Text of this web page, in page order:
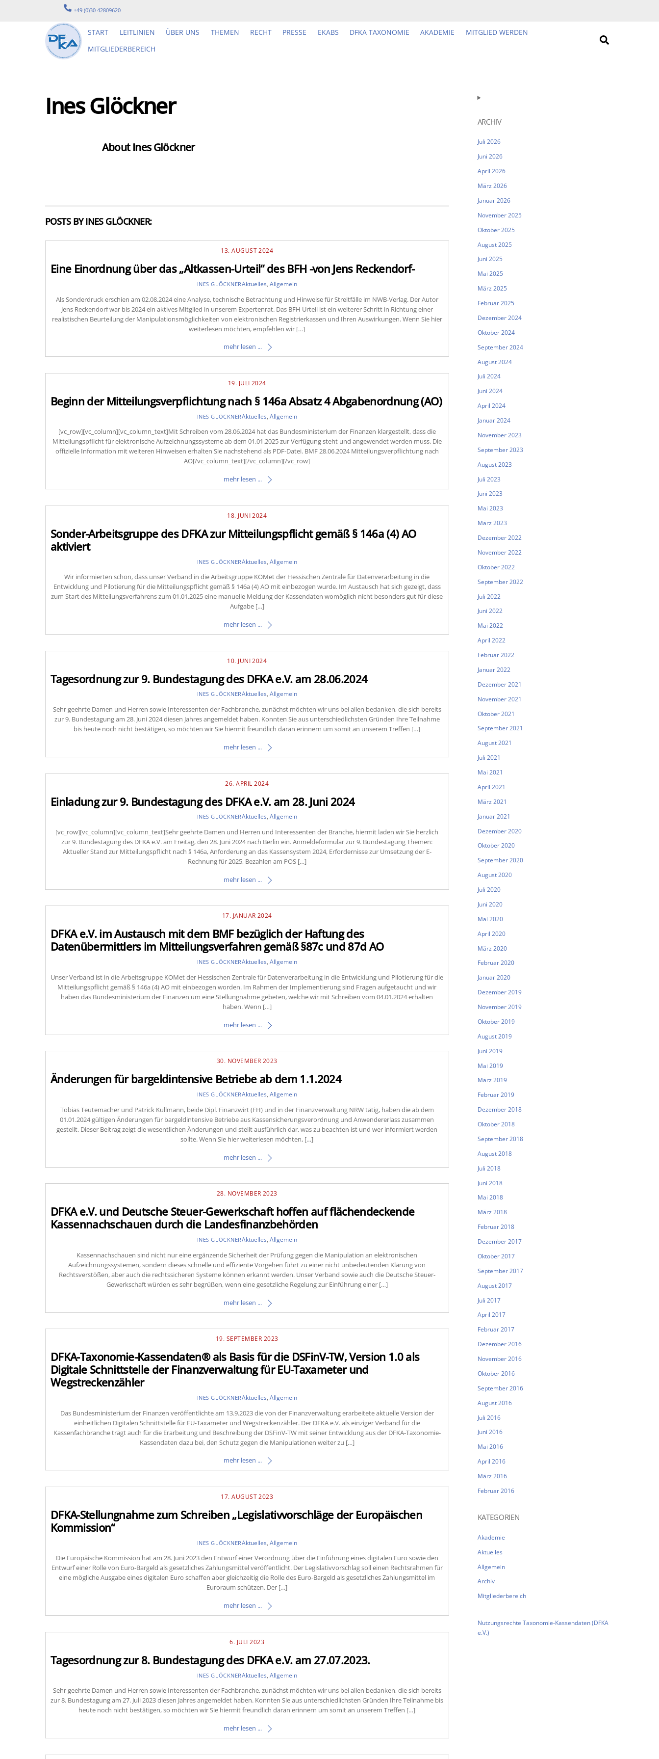
+49 (0)30 42809620
START LEITLINIEN ÜBER UNS THEMEN RECHT PRESSE EKABS DFKA TAXONOMIE AKADEMIE
MITGLIED WERDEN
MITGLIEDERBEREICH
Ines Glöckner
AboutInes Glöckner
POSTS BY INES GLÖCKNER:
13. AUGUST 2024
Eine Einordnung über das „Altkassen-Urteil“ des BFH -von Jens Reckendorf-
INES GLÖCKNERAktuelles Allgemein
Als Sonderdruck erschien am 02.08.2024 eine Analyse, technische Betrachtung und Hinweise für Streitfälle im NWB-Verlag. Der Autor
Jens Reckendorf war bis 2024 ein aktives Mitglied in unserem Expertenrat. Das BFH Urteil ist ein weiterer Schritt in Richtung einer
realistischen Beurteilung der Manipulationsmöglichkeiten von elektronischen Registrierkassen und Ihren Auswirkungen. Wenn Sie hier
weiterlesen möchten, empfehlen wir […]
mehr lesen ...
19. JULI 2024
Beginn der Mitteilungsverpflichtung nach § 146a Absatz 4 Abgabenordnung (AO)
INES GLÖCKNERAktuelles Allgemein
[vc_row][vc_column][vc_column_text]Mit Schreiben vom 28.06.2024 hat das Bundesministerium der Finanzen klargestellt, dass die
Mitteilungspflicht für elektronische Aufzeichnungssysteme ab dem 01.01.2025 zur Verfügung steht und angewendet werden muss. Die
offizielle Information mit weiteren Hinweisen erhalten Sie nachstehend als PDF-Datei. BMF 28.06.2024 Mitteilungsverpflichtung nach
AO[/vc_column_text][/vc_column][/vc_row]
mehr lesen ...
18. JUNI 2024
Sonder-Arbeitsgruppe des DFKA zur Mitteilungspflicht gemäß § 146a (4) AO
aktiviert
INES GLÖCKNERAktuelles Allgemein
Wir informierten schon, dass unser Verband in die Arbeitsgruppe KOMet der Hessischen Zentrale für Datenverarbeitung in die
Entwicklung und Pilotierung für die Mitteilungspflicht gemäß § 146a (4) AO mit einbezogen wurde. Im Austausch hat sich gezeigt, dass
zum Start des Mitteilungsverfahrens zum 01.01.2025 eine manuelle Meldung der Kassendaten womöglich nicht besonders gut für diese
Aufgabe […]
mehr lesen ...
10. JUNI 2024
Tagesordnung zur 9. Bundestagung des DFKA e.V. am 28.06.2024
INES GLÖCKNERAktuelles, Allgemein
Sehr geehrte Damen und Herren sowie Interessenten der Fachbranche, zunächst möchten wir uns bei allen bedanken, die sich bereits
zur 9. Bundestagung am 28. Juni 2024 diesen Jahres angemeldet haben. Konnten Sie aus unterschiedlichsten Gründen Ihre Teilnahme
bis heute noch nicht bestätigen, so möchten wir Sie hiermit freundlich daran erinnern um somit an unserem Treffen […]
mehr lesen ...
26. APRIL 2024
Einladung zur 9. Bundestagung des DFKA e.V. am 28. Juni 2024
INES GLÖCKNERAktuelles, Allgemein
[vc_row][vc_column][vc_column_text]Sehr geehrte Damen und Herren und Interessenten der Branche, hiermit laden wir Sie herzlich
zur 9. Bundestagung des DFKA e.V. am Freitag, den 28. Juni 2024 nach Berlin ein. Anmeldeformular zur 9. Bundestagung Themen:
Aktueller Stand zur Mitteilungspflicht nach § 146a, Anforderung an das Kassensystem 2024, Erfordernisse zur Umsetzung der E-
Rechnung für 2025, Bezahlen am POS […]
mehr lesen ...
17. JANUAR 2024
DFKA e.V. im Austausch mit dem BMF bezüglich der Haftung des
Datenübermittlers im Mitteilungsverfahren gemäß §87c und 87d AO
INES GLÖCKNERAktuelles, Allgemein
Unser Verband ist in die Arbeitsgruppe KOMet der Hessischen Zentrale für Datenverarbeitung in die Entwicklung und Pilotierung für die
Mitteilungspflicht gemäß § 146a (4) AO mit einbezogen worden. Im Rahmen der Implementierung sind Fragen aufgetaucht und wir
haben das Bundesministerium der Finanzen um eine Stellungnahme gebeten, welche wir mit Schreiben vom 04.01.2024 erhalten
haben. Wenn […]
mehr lesen ...
30. NOVEMBER 2023
Änderungen für bargeldintensive Betriebe ab dem 1.1.2024
INES GLÖCKNERAktuelles Allgemein
Tobias Teutemacher und Patrick Kullmann, beide Dipl. Finanzwirt (FH) und in der Finanzverwaltung NRW tätig, haben die ab dem
01.01.2024 gültigen Änderungen für bargeldintensive Betriebe aus Kassensicherungsverordnung und Anwendererlass zusammen
gestellt. Dieser Beitrag zeigt die wesentlichen Änderungen und stellt ausführlich dar, was zu beachten ist und wer informiert werden
sollte. Wenn Sie hier weiterlesen möchten, […]
mehr lesen ...
28. NOVEMBER 2023
DFKA e.V. und Deutsche Steuer-Gewerkschaft hoffen auf flächendeckende
Kassennachschauen durch die Landesfinanzbehörden
INES GLÖCKNERAktuelles Allgemein
Kassennachschauen sind nicht nur eine ergänzende Sicherheit der Prüfung gegen die Manipulation an elektronischen
Aufzeichnungssystemen, sondern dieses schnelle und effiziente Vorgehen führt zu einer nicht unbedeutenden Klärung von
Rechtsverstößen, aber auch die rechtssicheren Systeme können erkannt werden. Unser Verband sowie auch die Deutsche Steuer-
Gewerkschaft würden es sehr begrüßen, wenn eine gesetzliche Regelung zur Einführung einer […]
mehr lesen ...
19. SEPTEMBER 2023
DFKA-Taxonomie-Kassendaten® als Basis für die DSFinV-TW, Version 1.0 als
Digitale Schnittstelle der Finanzverwaltung für EU-Taxameter und
Wegstreckenzähler
INES GLÖCKNERAktuelles Allgemein
Das Bundesministerium der Finanzen veröffentlichte am 13.9.2023 die von der Finanzverwaltung erarbeitete aktuelle Version der
einheitlichen Digitalen Schnittstelle für EU-Taxameter und Wegstreckenzähler. Der DFKA e.V. als einziger Verband für die
Kassenfachbranche trägt auch für die Erarbeitung und Beschreibung der DSFinV-TW mit seiner Entwicklung aus der DFKA-Taxonomie-
Kassendaten dazu bei, den Schutz gegen die Manipulationen weiter zu […]
mehr lesen ...
17. AUGUST 2023
DFKA-Stellungnahme zum Schreiben „Legislativvorschläge der Europäischen
Kommission“
INES GLÖCKNERAktuelles Allgemein
Die Europäische Kommission hat am 28. Juni 2023 den Entwurf einer Verordnung über die Einführung eines digitalen Euro sowie den
Entwurf einer Rolle von Euro-Bargeld als gesetzliches Zahlungsmittel veröffentlicht. Der Legislativvorschlag soll einen Rechtsrahmen für
eine mögliche Ausgabe eines digitalen Euro schaffen aber gleichzeitig die Rolle des Euro-Bargeld als gesetzliches Zahlungsmittel im
Euroraum schützen. Der […]
mehr lesen ...
6. JULI 2023
Tagesordnung zur 8. Bundestagung des DFKA e.V. am 27.07.2023.
INES GLÖCKNERAktuelles Allgemein
Sehr geehrte Damen und Herren sowie Interessenten der Fachbranche, zunächst möchten wir uns bei allen bedanken, die sich bereits
zur 8. Bundestagung am 27. Juli 2023 diesen Jahres angemeldet haben. Konnten Sie aus unterschiedlichsten Gründen Ihre Teilnahme bis
heute noch nicht bestätigen, so möchten wir Sie hiermit freundlich daran erinnern um somit an unserem Treffen […]
mehr lesen ...
ARCHIV
Juli 2026
Juni 2026
April 2026
März 2026
Januar 2026
November 2025
Oktober 2025
August 2025
Juni 2025
Mai 2025
März 2025
Februar 2025
Dezember 2024
Oktober 2024
September 2024
August 2024
Juli 2024
Juni 2024
April 2024
Januar 2024
November 2023
September 2023
August 2023
Juli 2023
Juni 2023
Mai 2023
März 2023
Dezember 2022
November 2022
Oktober 2022
September 2022
Juli 2022
Juni 2022
Mai 2022
April 2022
Februar 2022
Januar 2022
Dezember 2021
November 2021
Oktober 2021
September 2021
August 2021
Juli 2021
Mai 2021
April 2021
März 2021
Januar 2021
Dezember 2020
Oktober 2020
September 2020
August 2020
Juli 2020
Juni 2020
Mai 2020
April 2020
März 2020
Februar 2020
Januar 2020
Dezember 2019
November 2019
Oktober 2019
August 2019
Juni 2019
Mai 2019
März 2019
Februar 2019
Dezember 2018
Oktober 2018
September 2018
August 2018
Juli 2018
Juni 2018
Mai 2018
März 2018
Februar 2018
Dezember 2017
Oktober 2017
September 2017
August 2017
Juli 2017
April 2017
Februar 2017
Dezember 2016
November 2016
Oktober 2016
September 2016
August 2016
Juli 2016
Juni 2016
Mai 2016
April 2016
März 2016
Februar 2016
KATEGORIEN
Akademie
Aktuelles
Allgemein
Archiv
Mitgliederbereich
Nutzungsrechte Taxonomie-Kassendaten (DFKA
e.V.)